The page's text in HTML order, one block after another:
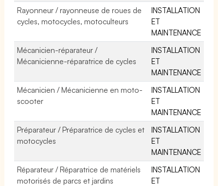
Rayonneur / rayonneuse de roues de
cycles, motocycles, motoculteurs
INSTALLATION
ET
MAINTENANCE
Mécanicien-réparateur /
Mécanicienne-réparatrice de cycles
INSTALLATION
ET
MAINTENANCE
Mécanicien / Mécanicienne en moto-
scooter
INSTALLATION
ET
MAINTENANCE
Préparateur / Préparatrice de cycles et
motocycles
INSTALLATION
ET
MAINTENANCE
Réparateur / Réparatrice de matériels
motorisés de parcs et jardins
INSTALLATION
ET